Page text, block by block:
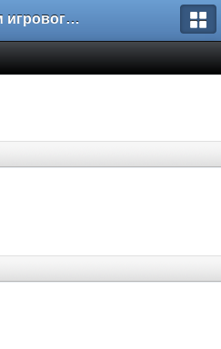
Форум игрового проекта Riverrise